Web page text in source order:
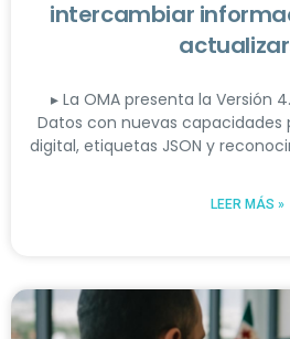
intercambiar
▸ La OMA presenta la Versión
Datos con nuevas capacidades
digital, etiquetas JSON y
LEER MÁS »